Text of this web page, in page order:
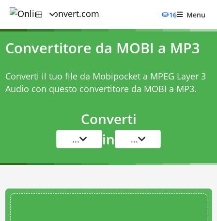
16 Menu
Convertitore da MOBI a MP3
Converti il tuo file da Mobipocket a MPEG Layer 3
Audio con questo convertitore da MOBI a MP3.
Converti
... in ...